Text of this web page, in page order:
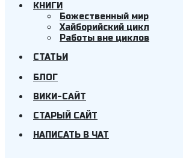
КНИГИ
Божественный мир
Хайборийский цикл
Работы вне циклов
СТАТЬИ
БЛОГ
ВИКИ-САЙТ
СТАРЫЙ САЙТ
НАПИСАТЬ В ЧАТ